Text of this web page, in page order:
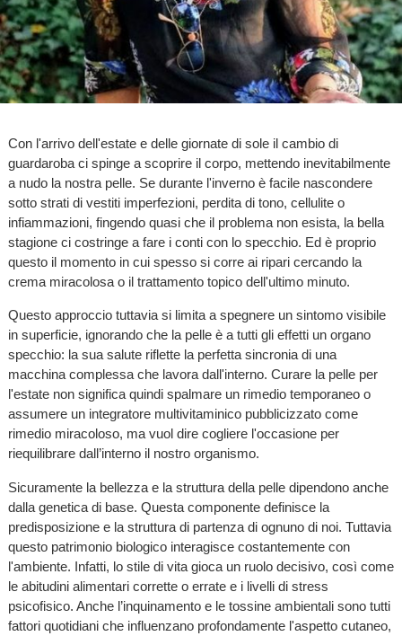
Con l'arrivo dell'estate e delle giornate di sole il cambio di
guardaroba ci spinge a scoprire il corpo, mettendo inevitabilmente
a nudo la nostra pelle. Se durante l'inverno è facile nascondere
sotto strati di vestiti imperfezioni, perdita di tono, cellulite o
infiammazioni, fingendo quasi che il problema non esista, la bella
stagione ci costringe a fare i conti con lo specchio. Ed è proprio
questo il momento in cui spesso si corre ai ripari cercando la
crema miracolosa o il trattamento topico dell'ultimo minuto.
Questo approccio tuttavia si limita a spegnere un sintomo visibile
in superficie, ignorando che la pelle è a tutti gli effetti un organo
specchio: la sua salute riflette la perfetta sincronia di una
macchina complessa che lavora dall'interno. Curare la pelle per
l'estate non significa quindi spalmare un rimedio temporaneo o
assumere un integratore multivitaminico pubblicizzato come
rimedio miracoloso, ma vuol dire cogliere l'occasione per
riequilibrare dall’interno il nostro organismo.
Sicuramente la bellezza e la struttura della pelle dipendono anche
dalla genetica di base. Questa componente definisce la
predisposizione e la struttura di partenza di ognuno di noi. Tuttavia
questo patrimonio biologico interagisce costantemente con
l'ambiente. Infatti, lo stile di vita gioca un ruolo decisivo, così come
le abitudini alimentari corrette o errate e i livelli di stress
psicofisico. Anche l’inquinamento e le tossine ambientali sono tutti
fattori quotidiani che influenzano profondamente l'aspetto cutaneo,